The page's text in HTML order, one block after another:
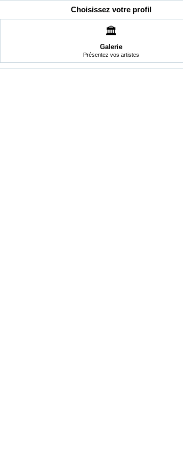
Choisissez votre profil
🏛️
Galerie
Présentez vos artistes